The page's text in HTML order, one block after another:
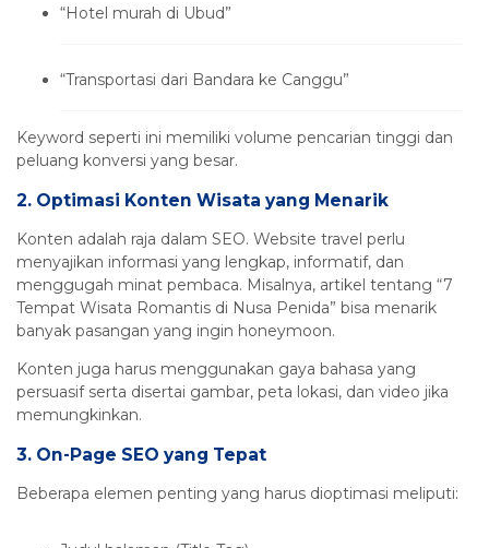
“Hotel murah di Ubud”
“Transportasi dari Bandara ke Canggu”
Keyword seperti ini memiliki volume pencarian tinggi dan
peluang konversi yang besar.
2. Optimasi Konten Wisata yang Menarik
Konten adalah raja dalam SEO. Website travel perlu
menyajikan informasi yang lengkap, informatif, dan
menggugah minat pembaca. Misalnya, artikel tentang “7
Tempat Wisata Romantis di Nusa Penida” bisa menarik
banyak pasangan yang ingin honeymoon.
Konten juga harus menggunakan gaya bahasa yang
persuasif serta disertai gambar, peta lokasi, dan video jika
memungkinkan.
3. On-Page SEO yang Tepat
Beberapa elemen penting yang harus dioptimasi meliputi: